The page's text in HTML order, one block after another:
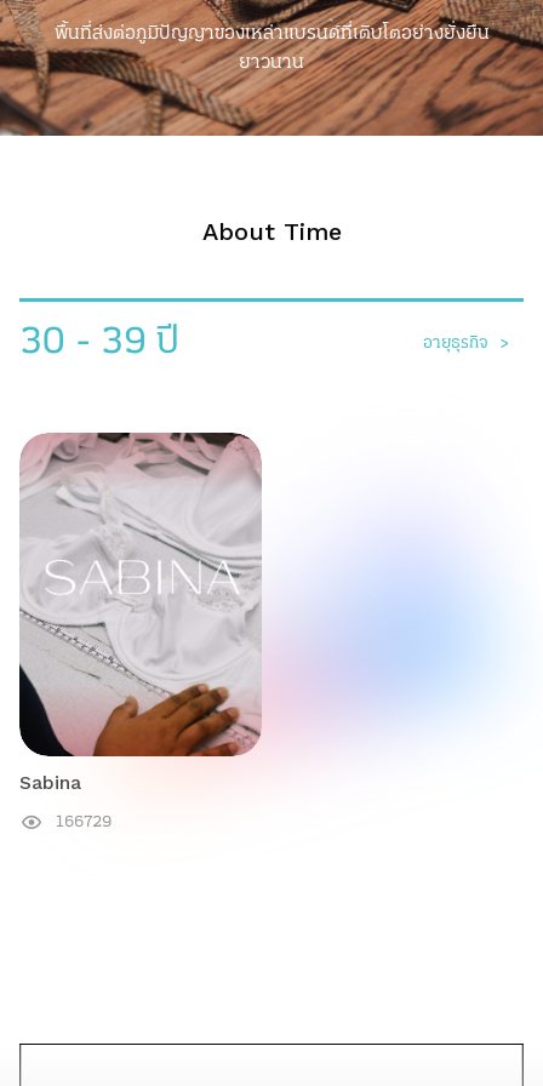
พื้นที่ส่งต่อภูมิปัญญาของเหล่าแบรนด์ที่เติบโตอย่างยั่งยืน
ยาวนาน
About Time
30 - 39 ปี อายุธุรกิจ
Sabina
166729